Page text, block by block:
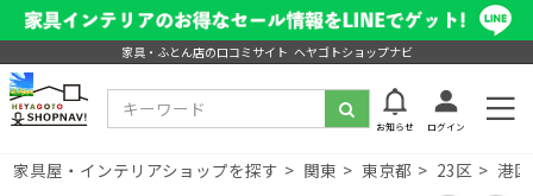
家具・ふとん店の口コミサイト ヘヤゴトショップナビ
お知らせ ログイン
家具屋・インテリアショップを探す 関東 東京都 23区 港区